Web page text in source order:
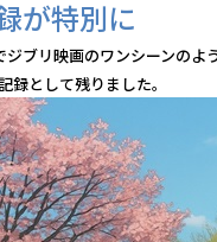
が特別に
ブリ映画のワンシーンのよ
として残りました。